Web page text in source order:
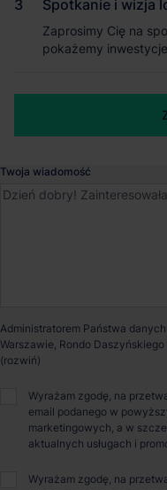
Magazyn
Warszawa, Mazowieckie
Patryk
Dostępność
O parku
pod Warszawą
Spotkanie i wizja
Zaprosimy Cię na
pokażemy
Email służbowy
Twoja wiadomość
Administratorem Państwa
Warszawie, Rondo
Wyrażam zgodę, na
email podanego w
marketingowych, a w
aktualnych usługach i
Wyrażam zgodę, na
Spotkanie i wizja
Zaprosimy Cię na
pokażemy